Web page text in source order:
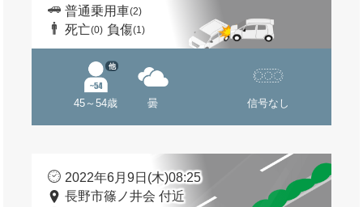
普通乗用車(2)
死亡(0) 負傷(1)
45～54歳
他
曇 信号なし
2022年6月9日(木)08:25
長野市篠ノ井会 付近